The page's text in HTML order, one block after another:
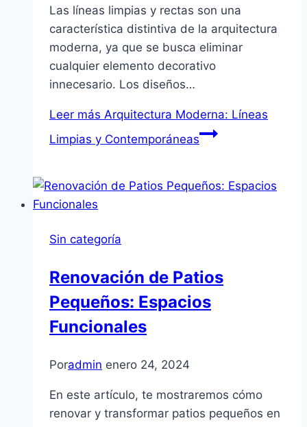
Las líneas limpias y rectas son una
característica distintiva de la arquitectura
moderna, ya que se busca eliminar
cualquier elemento decorativo
innecesario. Los diseños…
Leer más Arquitectura Moderna: Líneas
Limpias y Contemporáneas
Sin categoría
Renovación de Patios
Pequeños: Espacios
Funcionales
Poradmin enero 24, 2024
En este artículo, te mostraremos cómo
renovar y transformar patios pequeños en